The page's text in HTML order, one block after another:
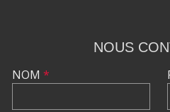
NOUS
NOM *